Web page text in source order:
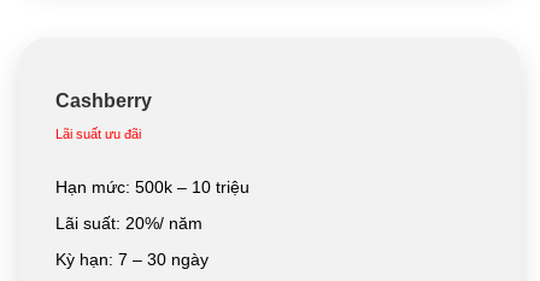
Cashberry
Lãi suất ưu đãi
Hạn mức: 500k – 10 triệu
Lãi suất: 20%/ năm
Kỳ hạn: 7 – 30 ngày